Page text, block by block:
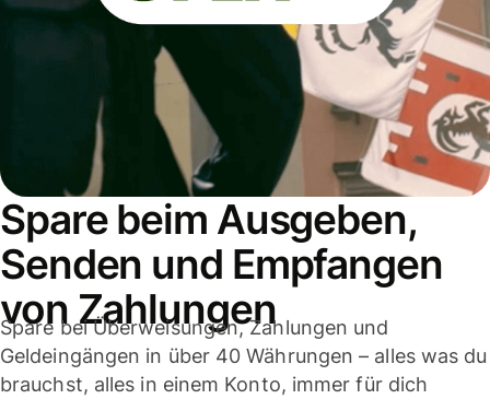
Spare beim Ausgeben,
Senden und Empfangen
von Zahlungen
Spare bei Überweisungen, Zahlungen und
Geldeingängen in über 40 Währungen – alles was du
brauchst, alles in einem Konto, immer für dich